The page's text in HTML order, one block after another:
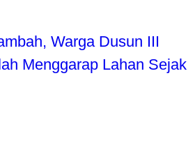
Warga Dusun III
Menggarap Lahan Sejak